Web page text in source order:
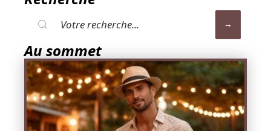
Au sommet